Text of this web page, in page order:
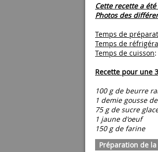
Cette recette a
Photos des
Temps de
Temps de
Temps de cuisson
Recette pour une
100 g de beurre
1 demie gousse
75 g de sucre
1 jaune d'oeuf
150 g de farine
Préparation de